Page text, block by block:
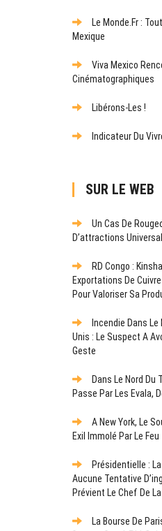
Le Monde.fr :
Mexique
Viva Mexico
Cinématographiques
Libérons-Les !
Indicateur Du
SUR LE WEB
Un Cas De
D’attractions
RD Congo :
Exportations De
Pour Valoriser Sa
Incendie Dans
Unis : Le Suspect A
Geste
Dans Le Nord Du
Passe Par Les Evala,
A New York, Le
Exil Immolé Par Le Feu
Présidentielle :
Aucune Tentative
Prévient Le Chef De
La Bourse De